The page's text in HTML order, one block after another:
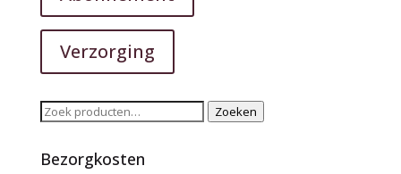
Verzorging
Zoeken
Zoeken
Bezorgkosten